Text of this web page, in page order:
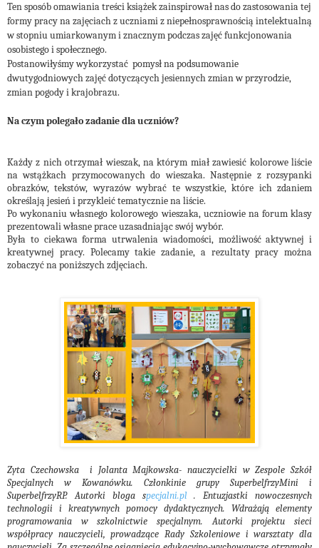
Ten sposób omawiania treści książek zainspirował nas do zastosowania tej
formy pracy na zajęciach z uczniami z niepełnosprawnością intelektualną
w stopniu umiarkowanym i znacznym podczas zajęć funkcjonowania
osobistego i społecznego.
Postanowiłyśmy wykorzystać pomysł na podsumowanie
dwutygodniowych zajęć dotyczących jesiennych zmian w przyrodzie,
zmian pogody i krajobrazu.
Na czym polegało zadanie dla uczniów?
Każdy z nich otrzymał wieszak, na którym miał zawiesić kolorowe liście
na wstążkach przymocowanych do wieszaka. Następnie z rozsypanki
obrazków, tekstów, wyrazów wybrać te wszystkie, które ich zdaniem
określają jesień i przykleić tematycznie na liście.
Po wykonaniu własnego kolorowego wieszaka, uczniowie na forum klasy
prezentowali własne prace uzasadniając swój wybór.
Była to ciekawa forma utrwalenia wiadomości, możliwość aktywnej i
kreatywnej pracy. Polecamy takie zadanie, a rezultaty pracy można
zobaczyć na poniższych zdjęciach.
Zyta Czechowska
i Jolanta Majkowska- nauczycielki w Zespole Szkół
Specjalnych w Kowanówku. Członkinie grupy SuperbelfrzyMini i
SuperbelfrzyRP. Autorki bloga specjalni.pl. Entuzjastki nowoczesnych
technologii i kreatywnych pomocy dydaktycznych. Wdrażają elementy
programowania w szkolnictwie specjalnym. Autorki projektu sieci
współpracy nauczycieli, prowadzące Rady Szkoleniowe i warsztaty dla